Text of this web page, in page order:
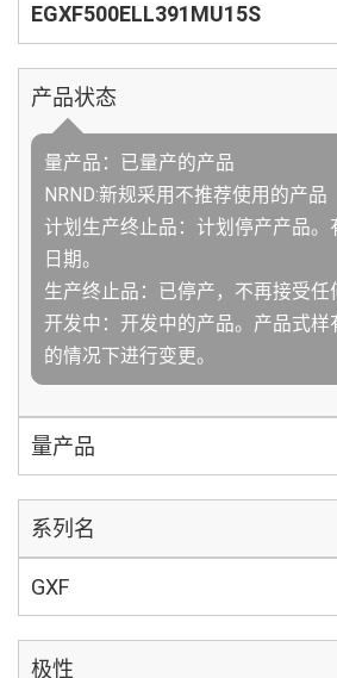
EGXF500ELL391MU15S
产品状态
量产品：已量产的产品
NRND:新规采用不推荐使用的产品
计划生产终止品：计划停产产品
日期。
生产终止品：已停产，不再接受任
开发中：开发中的产品。产品式
的情况下进行变更。
量产品
系列名
GXF
极性